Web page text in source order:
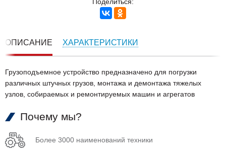
ОПИСАНИЕ ХАРАКТЕРИСТИКИ
Грузоподъемное устройство предназначено для погрузки
различных штучных грузов, монтажа и демонтажа тяжелых
узлов, собираемых и ремонтируемых машин и агрегатов
Почему мы?
Более 3000 наименований техники